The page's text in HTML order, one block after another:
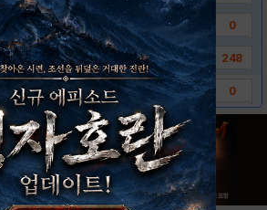
알이, 드디어 멀티를.. 0
식! 밥알 획득 안내.. 248
0